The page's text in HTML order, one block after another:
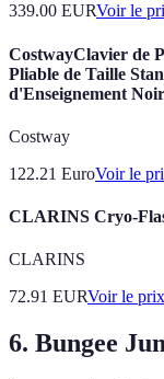
339.00 EURVoir le
CostwayClavier de
Pliable de Taille
d'Enseignement Noir
Costway
122.21 EuroVoir le
CLARINS Cryo-
CLARINS
72.91 EURVoir le prix
6. Bungee